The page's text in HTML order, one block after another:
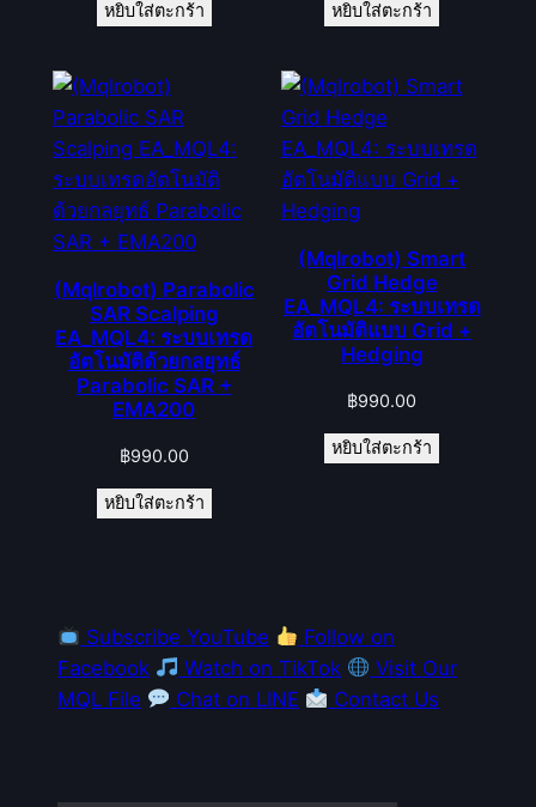
หยิบใส่ตะกร้า หยิบใส่ตะกร้า
(Mqlrobot) Parabolic
SAR Scalping
EA_MQL4: ระบบเทรด
อัตโนมัติด้วยกลยุทธ์
Parabolic SAR +
EMA200
฿990.00
หยิบใส่ตะกร้า
(Mqlrobot) Smart
Grid Hedge
EA_MQL4: ระบบเทรด
อัตโนมัติแบบ Grid +
Hedging
฿990.00
หยิบใส่ตะกร้า
Subscribe YouTube
Follow on
Facebook
Watch on TikTok
Visit Our
MQL File
Chat on LINE Contact Us